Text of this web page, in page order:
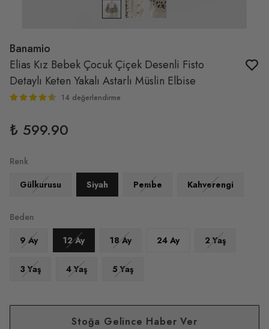
Banamio
Elias Kız Bebek Çocuk Çiçek Desenli Fisto
Detaylı Keten Yakalı Astarlı Müslin Elbise
14 değerlendirme
₺ 599.90
Renk
Gülkurusu
Siyah Pembe Kahverengi
Beden
9 Ay
12 Ay 18 Ay 24 Ay 2 Yaş
3 Yaş 4 Yaş 5 Yaş
Stoğa Gelince Haber Ver